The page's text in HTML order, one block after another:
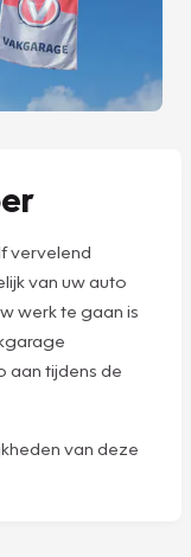
vervelend
van uw auto
werk te gaan is
aan tijdens de
van deze